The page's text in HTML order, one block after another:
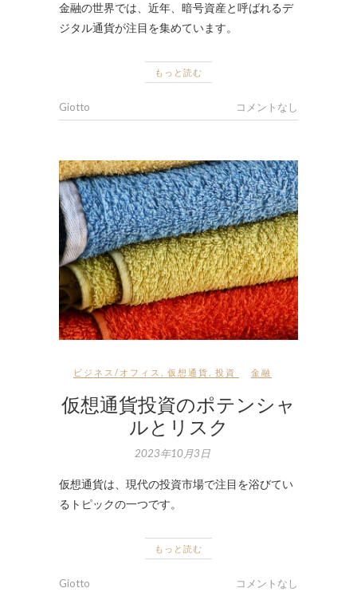
金融の世界では、近年、暗号資産と呼ばれるデ
ジタル通貨が注目を集めています。
もっと読む
Giotto コメントなし
ビジネス/オフィス 仮想通貨 投資 金融
仮想通貨投資のポテンシャ
ルとリスク
2023年10月3日
仮想通貨は、現代の投資市場で注目を浴びてい
るトピックの一つです。
もっと読む
Giotto コメントなし